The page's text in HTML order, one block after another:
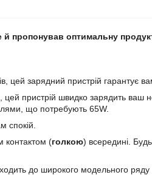
пропонував оптимальну
цей зарядний пристрій гарантує вам
, цей пристрій швидко зарядить ваш
що потребують 65W.
спокій.
контактом (голкою) всередині.
до широкого модельного